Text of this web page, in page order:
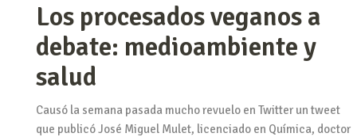
Los procesados veganos a
debate: medioambiente y
salud
Causó la semana pasada mucho revuelo en Twitter un tweet
que publicó José Miguel Mulet, licenciado en Química, doctor